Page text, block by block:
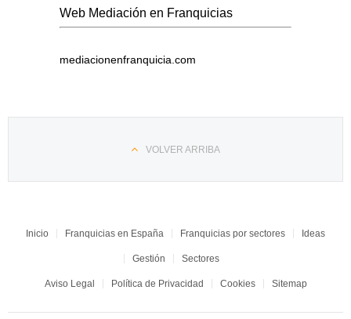
Web Mediación en Franquicias
mediacionenfranquicia.com
VOLVER ARRIBA
Inicio Franquicias en España Franquicias por sectores Ideas
Gestión Sectores
Aviso Legal Política de Privacidad Cookies Sitemap